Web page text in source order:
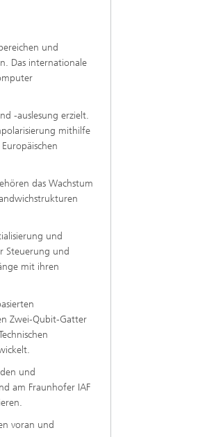
und
Das internationale
-auslesung erzielt.
mithilfe
das Wachstum
und
Steuerung und
mit ihren
Zwei-Qubit-Gatter
und
am Fraunhofer IAF
voran und